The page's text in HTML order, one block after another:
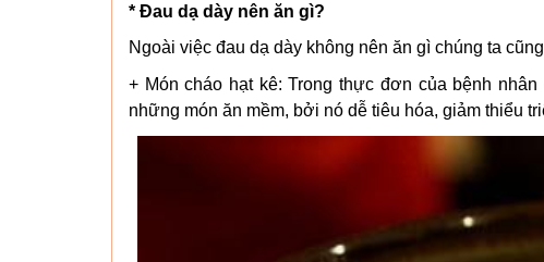
* Đau dạ dày nên ăn gì?
Ngoài việc đau dạ dày không nên ăn gì chúng ta
+ Món cháo hạt kê: Trong thực đơn của bệnh
những món ăn mềm, bởi nó dễ tiêu hóa, giảm thiểu